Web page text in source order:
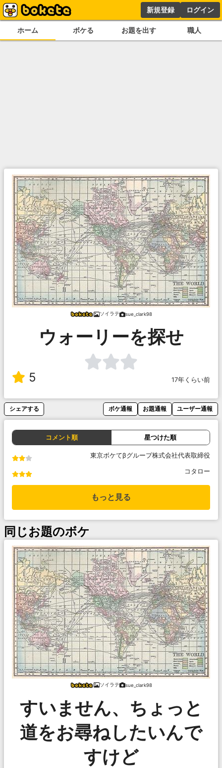
新規登録 ログイン
ホーム ボケる お題を出す 職人
ソイラテ sue_clark98
ウォーリーを探せ
5 17年くらい前
シェアする ボケ通報 お題通報 ユーザー通報
コメント順 星つけた順
東京ボケてβグループ株式会社代表取締役
コタロー
もっと見る
同じお題のボケ
ソイラテ sue_clark98
すいません、ちょっと
道をお尋ねしたいんで
すけど